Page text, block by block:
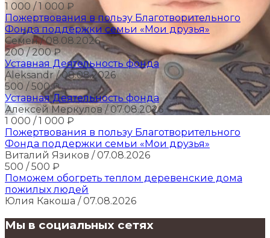
1 000 / 1 000 ₽
Пожертвования в пользу Благотворительного
Фонда поддержки семьи «Мои друзья»
Семен/ 08.08.2026
200/ 200₽
Уставная Деятельность фонда
Aleksandr/ 08.08.2026
500 / 500₽
Уставная Деятельность фонда
Алексей Меркулов / 07.08.2026
1 000 / 1 000 ₽
Пожертвования в пользу Благотворительного
Фонда поддержки семьи «Мои друзья»
Виталий Язиков / 07.08.2026
500 / 500 ₽
Поможем обогреть теплом деревенские дома
пожилых людей
Юлия Какоша / 07.08.2026
Мы в социальных сетях